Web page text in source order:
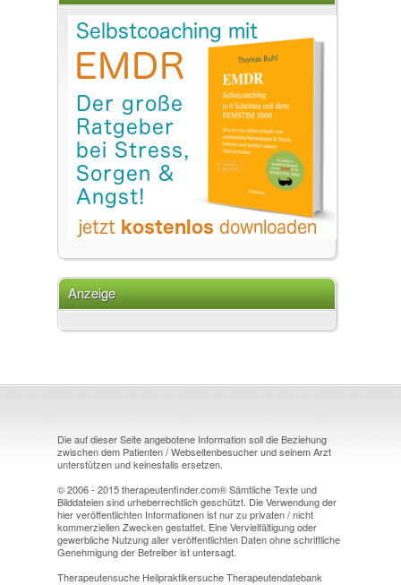
Anzeige
Die auf dieser Seite angebotene Information soll die Beziehung
zwischen dem Patienten / Webseitenbesucher und seinem Arzt
unterstützen und keinesfalls ersetzen.
© 2006 - 2015 therapeutenfinder.com® Sämtliche Texte und
Bilddateien sind urheberrechtlich geschützt. Die Verwendung der
hier veröffentlichten Informationen ist nur zu privaten / nicht
kommerziellen Zwecken gestattet. Eine Vervielfältigung oder
gewerbliche Nutzung aller veröffentlichten Daten ohne schriftliche
Genehmigung der Betreiber ist untersagt.
Therapeutensuche Heilpraktikersuche Therapeutendatebank